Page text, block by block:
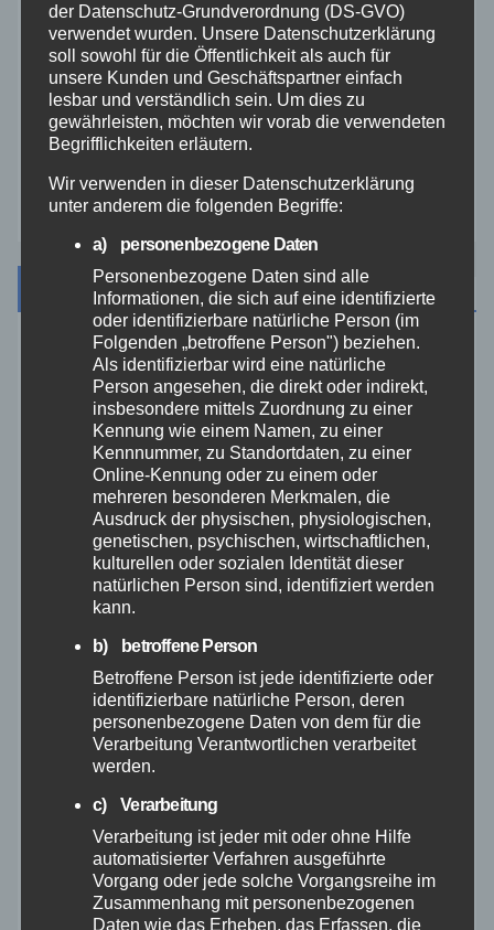
Veranstaltungen
Video
Westerwald
Zoll
Archiv
August 2026
Juli 2026
Juni 2026
April 2026
März 2026
Februar 2026
Januar 2026
November 2025
der Datenschutz-Grundverordnung (DS-GVO)
verwendet wurden. Unsere Datenschutzerklärung
soll sowohl für die Öffentlichkeit als auch für
unsere Kunden und Geschäftspartner einfach
lesbar und verständlich sein. Um dies zu
gewährleisten, möchten wir vorab die verwendeten
Begrifflichkeiten erläutern.
Wir verwenden in dieser Datenschutzerklärung
unter anderem die folgenden Begriffe:
a) personenbezogene Daten
Personenbezogene Daten sind alle
Informationen, die sich auf eine identifizierte
oder identifizierbare natürliche Person (im
Folgenden „betroffene Person") beziehen.
Als identifizierbar wird eine natürliche
Person angesehen, die direkt oder indirekt,
insbesondere mittels Zuordnung zu einer
Kennung wie einem Namen, zu einer
Kennnummer, zu Standortdaten, zu einer
Online-Kennung oder zu einem oder
mehreren besonderen Merkmalen, die
Ausdruck der physischen, physiologischen,
genetischen, psychischen, wirtschaftlichen,
kulturellen oder sozialen Identität dieser
natürlichen Person sind, identifiziert werden
kann.
b) betroffene Person
Betroffene Person ist jede identifizierte oder
identifizierbare natürliche Person, deren
personenbezogene Daten von dem für die
Verarbeitung Verantwortlichen verarbeitet
werden.
c) Verarbeitung
Verarbeitung ist jeder mit oder ohne Hilfe
automatisierter Verfahren ausgeführte
Vorgang oder jede solche Vorgangsreihe im
Zusammenhang mit personenbezogenen
Daten wie das Erheben, das Erfassen, die